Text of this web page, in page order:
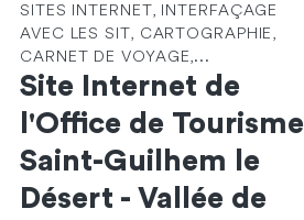
SITES INTERNET, INTERFAÇAGE
AVEC LES SIT, CARTOGRAPHIE,
CARNET DE VOYAGE,...
Site Internet de
l'Office de Tourisme
Saint-Guilhem le
Désert - Vallée de